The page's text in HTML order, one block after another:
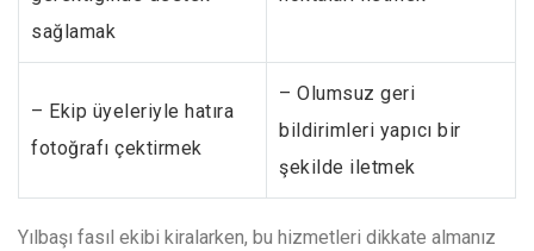
sağlamak
– Ekip üyeleriyle hatıra
fotoğrafı çektirmek
– Olumsuz geri
bildirimleri yapıcı bir
şekilde iletmek
Yılbaşı fasıl ekibi kiralarken, bu hizmetleri dikkate almanız